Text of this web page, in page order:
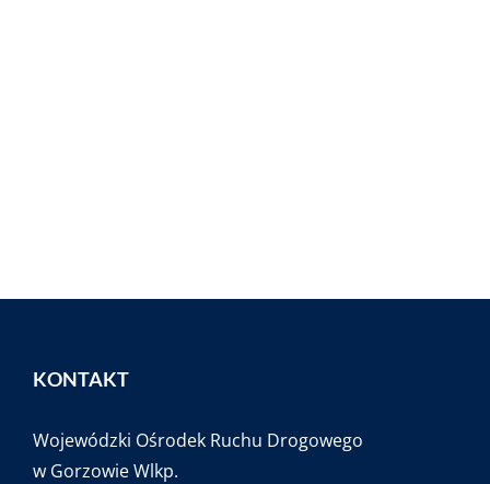
KONTAKT
Wojewódzki Ośrodek Ruchu Drogowego
w Gorzowie Wlkp.